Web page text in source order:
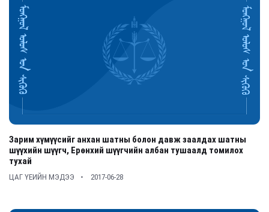
Зарим хүмүүсийг анхан шатны болон давж заалдах шатны
шүүхийн шүүгч, Ерөнхий шүүгчийн албан тушаалд томилох
тухай
ЦАГ ҮЕИЙН МЭДЭЭ 2017-06-28